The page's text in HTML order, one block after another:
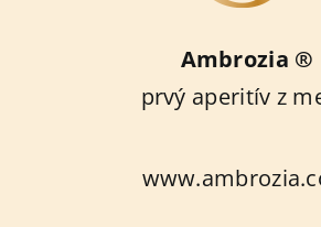
Ambrozia ®
prvý aperitív z